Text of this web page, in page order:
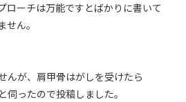
ローチは万能ですとばかりに書いて
ん。
んが、肩甲骨はがしを受けたら
ったので投稿しました。